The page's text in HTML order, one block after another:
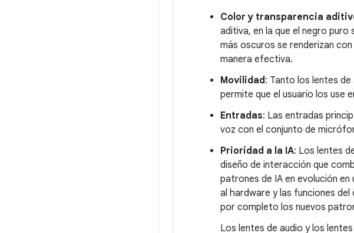
Color y transparencia
aditiva, en la que el negro
más oscuros se renderizan
manera efectiva.
Movilidad: Tanto los lentes
permite que el usuario los use
Entradas: Las entradas
voz con el conjunto de
Prioridad a la IA: Los lentes
diseño de interacción que
patrones de IA en evolución
al hardware y las funciones
por completo los nuevos
Los lentes de audio y los